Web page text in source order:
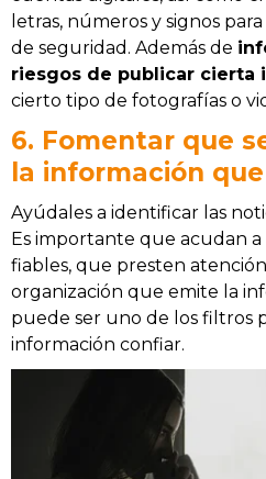
letras, números y signos
de seguridad. Además de
riesgos de publicar cierta
cierto tipo de fotografías o
6. Fomentar que
la información
Ayúdales a identificar las
Es importante que acudan a
fiables, que presten
organización que emite la
puede ser uno de los filtros
información confiar.